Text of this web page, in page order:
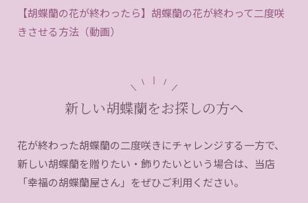
【胡蝶蘭の花が終わったら】胡蝶蘭の花が終わって二度咲
きさせる方法（動画）
新しい胡蝶蘭をお探しの方へ
花が終わった胡蝶蘭の二度咲きにチャレンジする一方で、
新しい胡蝶蘭を贈りたい・飾りたいという場合は、当店
「幸福の胡蝶蘭屋さん」をぜひご利用ください。